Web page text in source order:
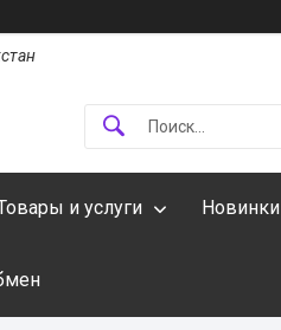
и услуги Новинки